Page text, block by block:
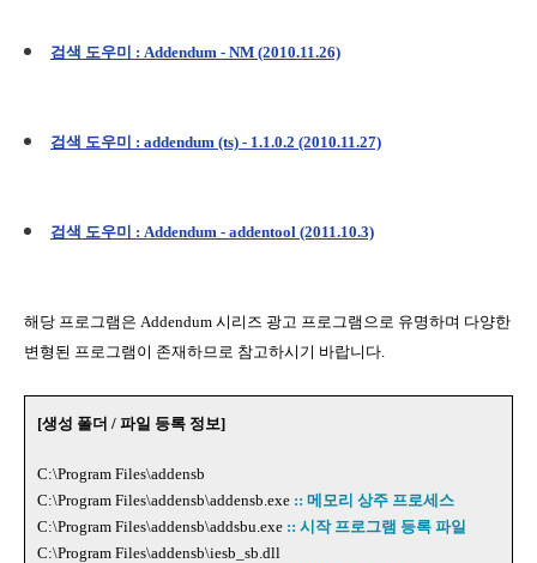
검색 도우미 : Addendum - NM (2010.11.26)
검색 도우미 : addendum (ts) - 1.1.0.2 (2010.11.27)
검색 도우미 : Addendum - addentool (2011.10.3)
해당 프로그램은 Addendum 시리즈 광고 프로그램으로 유명하며 다양한
변형된 프로그램이 존재하므로 참고하시기 바랍니다.
[생성 폴더 / 파일 등록 정보]
C:\Program Files\addensb
C:\Program Files\addensb\addensb.exe :: 메모리 상주 프로세스
C:\Program Files\addensb\addsbu.exe :: 시작 프로그램 등록 파일
C:\Program Files\addensb\iesb_sb.dll